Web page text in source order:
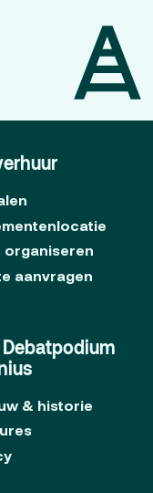
organiseren
aanvragen
& historie